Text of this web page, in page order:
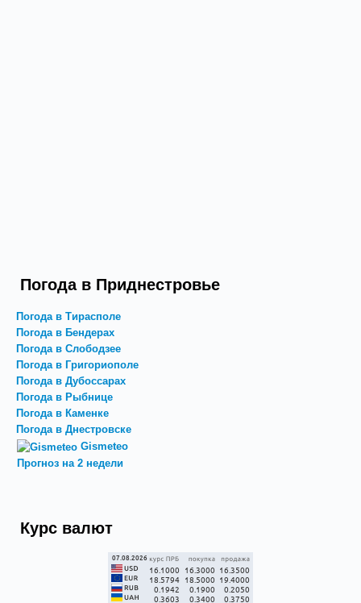
Погода в Приднестровье
Погода в Тирасполе
Погода в Бендерах
Погода в Слободзее
Погода в Григориополе
Погода в Дубоссарах
Погода в Рыбнице
Погода в Каменке
Погода в Днестровске
Gismeteo
Прогноз на 2 недели
Курс валют